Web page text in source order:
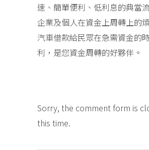
速、簡單便利、低利息的典當
企業及個人在資金上周轉上的
汽車借款給民眾在急需資金的
利，是您資金周轉的好夥伴。
Sorry, the comment form is
this time.